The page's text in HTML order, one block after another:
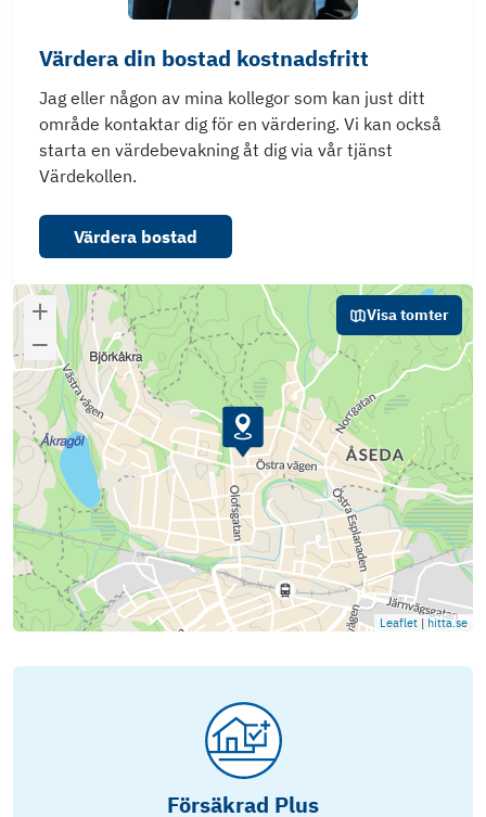
Värdera din bostad kostnadsfritt
Jag eller någon av mina kollegor som kan just ditt
område kontaktar dig för en värdering. Vi kan också
starta en värdebevakning åt dig via vår tjänst
Värdekollen.
Värdera bostad
Leaflet | hitta.se
Visa tomter
Försäkrad Plus